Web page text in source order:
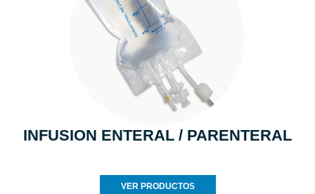
INFUSION ENTERAL / PARENTERAL
VER PRODUCTOS